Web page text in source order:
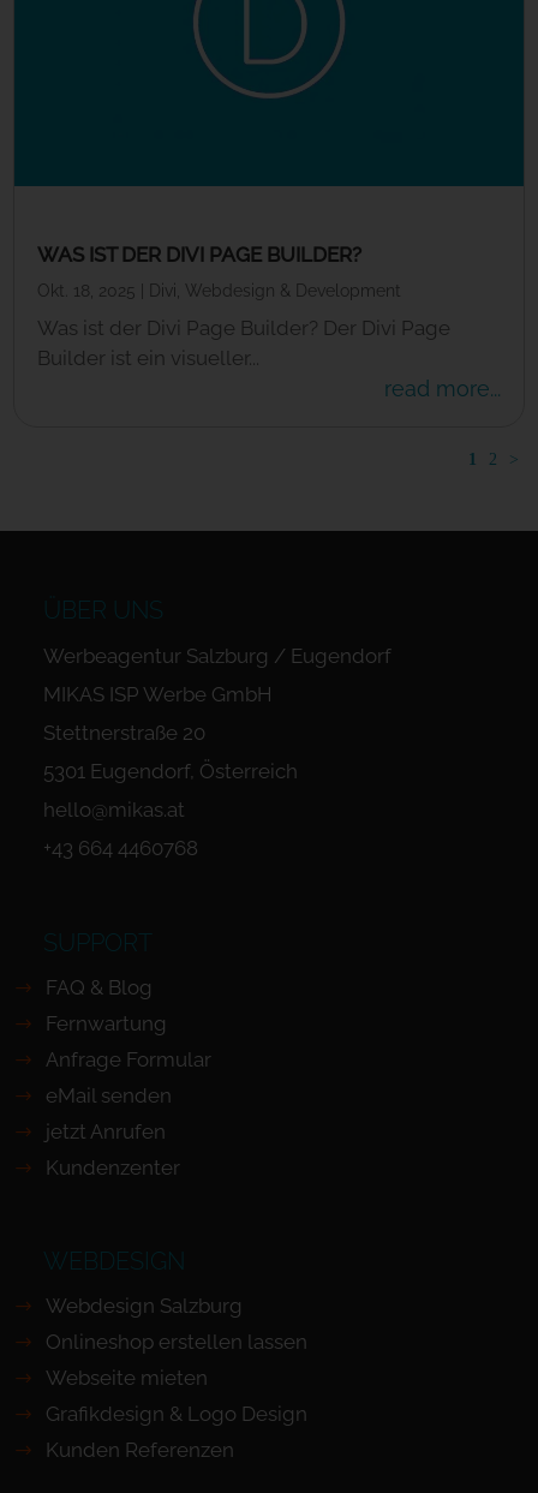
WAS IST DER DIVI PAGE BUILDER?
Okt. 18, 2025 Divi, Webdesign & Development
Was ist der Divi Page Builder? Der Divi Page
Builder ist ein visueller...
read more...
1 2 >
ÜBER UNS
Werbeagentur Salzburg / Eugendorf
MIKAS ISP Werbe GmbH
Stettnerstraße 20
5301 Eugendorf, Österreich
hello@mikas.at
+43 664 4460768
SUPPORT
FAQ & Blog
Fernwartung
Anfrage Formular
eMail senden
jetzt Anrufen
Kundenzenter
WEBDESIGN
Webdesign Salzburg
Onlineshop erstellen lassen
Webseite mieten
Grafikdesign & Logo Design
Kunden Referenzen